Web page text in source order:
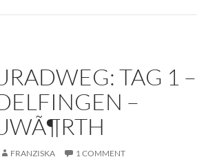
TAG 1
–
FRANZISKA 1 COMMENT